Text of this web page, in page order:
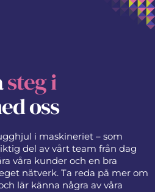
steg i
oss
i maskineriet – som
del av vårt team från dag
våra kunder och en bra
nätverk. Ta reda på mer om
lär känna några av våra